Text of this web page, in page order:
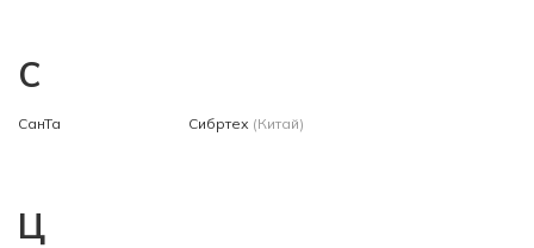
С
СанТа Сибртех (Китай)
Ц